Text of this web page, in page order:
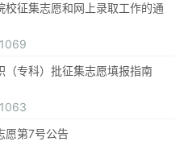
征集志愿和网上录取工作的通
专科）批征集志愿填报指南
愿第7号公告